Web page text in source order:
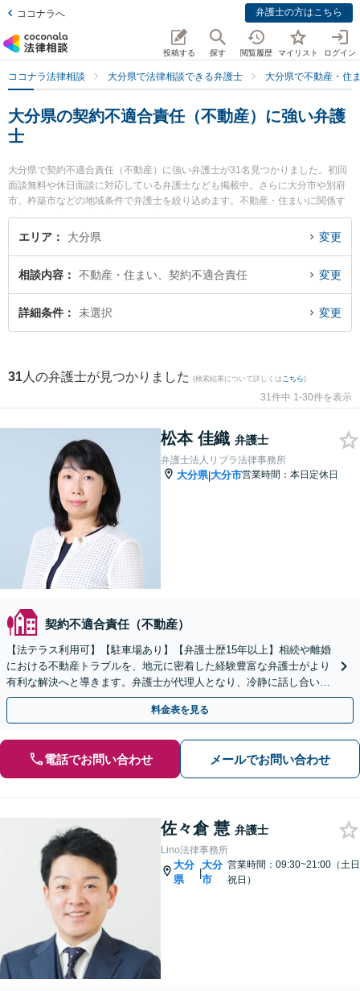
ココナラへ 弁護士の方はこちら
投稿する 探す 閲覧履歴 マイリスト ログイン
ココナラ法律相談 大分県で法律相談できる弁護士 大分県で不動産・住
大分県の契約不適合責任（不動産）に強い弁護
士
大分県で契約不適合責任（不動産）に強い弁護士が31名見つかりました。初回
面談無料や休日面談に対応している弁護士なども掲載中。さらに大分市や別府
市、杵築市などの地域条件で弁護士を絞り込めます。不動産・住まいに関係す
る立ち退き交渉や家賃交渉、不動産契約解除等の細かな分野での絞り込み検索
もでき便利です。特に弁護士法人リブラ法律事務所の松本 佳織弁護士やLino法
生した契約不適合責任（不動産）のトラブルを今すぐに弁護士に相談したい』
『契約不適合責任（不動産）のトラブル解決の実績豊富な近くの弁護士を検索
したい』『初回相談無料で契約不適合責任（不動産）を法律相談できる大分県
エリア 大分県 変更
相談内容 不動産・住まい、契約不適合責任 変更
詳細条件 未選択 変更
31 人の弁護士が見つかりました (検索結果について詳しくは こちら)
31件中 1-30件を表示
松本 佳織 弁護士
弁護士法人リブラ法律事務所
大分県|大分市営業時間：本日定休日
契約不適合責任（不動産）
【法テラス利用可】【駐車場あり】【弁護士歴15年以上】相続や離婚
における不動産トラブルを、地元に密着した経験豊富な弁護士がより
有利な解決へと導きます。弁護士が代理人となり、冷静に話し合いを
進めてまいります。ぜひ一度ご相談ください【完全個室】
料金表を見る
電話でお問い合わせ メールでお問い合わせ
佐々倉 慧 弁護士
Lino法律事務所
大分
県
|
大分
市
営業時間：09:30~21:00（土日
祝日）